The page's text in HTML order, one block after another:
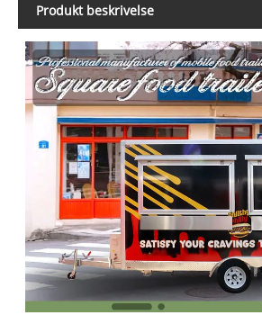
Produkt beskrivelse